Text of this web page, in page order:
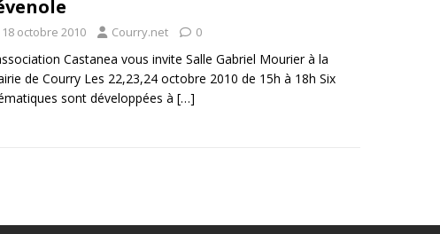
18 octobre 2010 Courry.net 0
Castanea vous invite Salle Gabriel Mourier à la
de Courry Les 22,23,24 octobre 2010 de 15h à 18h Six
sont développées à […]